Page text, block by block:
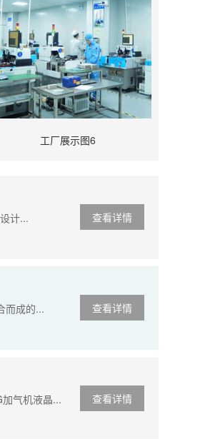
工厂展示图6
查看详情
计...
查看详情
而成的...
查看详情
气机液晶...